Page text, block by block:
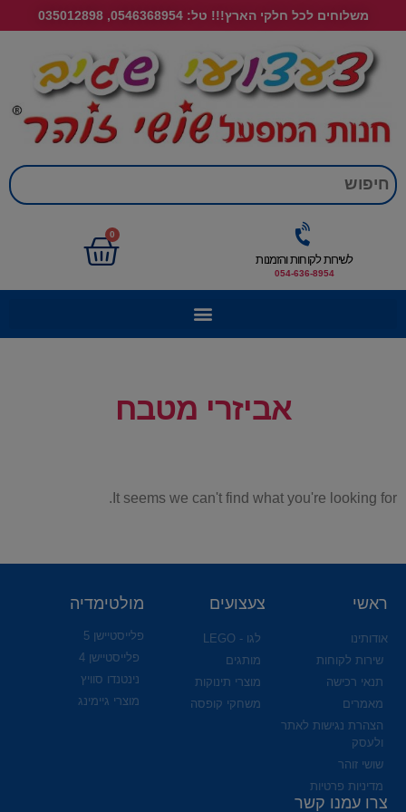
משלוחים לכל חלקי הארץ!!! טל: 0546368954, 035012898
לשירות לקוחות והזמנות
054-636-8954
0
אביזרי מטבח
It seems we can't find what you're looking for.
ראשי
אודותינו
שירות לקוחות
תנאי רכישה
מאמרים
הצהרת נגישות לאתר
ולעסק
שושי זוהר
מדיניות פרטיות
צעצועים
לגו - LEGO
מותגים
מוצרי תינוקות
משחקי קופסה
מולטימדיה
פלייסטיישן 5
פלייסטיישן 4
נינטנדו סוויץ
מוצרי גיימינג
צרו עמנו קשר